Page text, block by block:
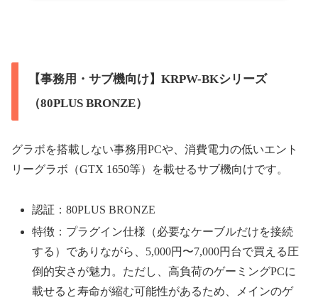
【事務用・サブ機向け】KRPW-BKシリーズ
（80PLUS BRONZE）
グラボを搭載しない事務用PCや、消費電力の低いエント
リーグラボ（GTX 1650等）を載せるサブ機向けです。
認証：80PLUS BRONZE
特徴：プラグイン仕様（必要なケーブルだけを接続
する）でありながら、5,000円〜7,000円台で買える圧
倒的安さが魅力。ただし、高負荷のゲーミングPCに
載せると寿命が縮む可能性があるため、メインのゲ